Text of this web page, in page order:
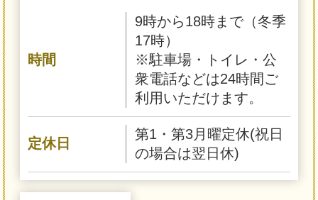
時間
9時から18時まで（冬季
17時）
※駐車場・トイレ・公
衆電話などは24時間ご
利用いただけます。
定休日
第1・第3月曜定休(祝日
の場合は翌日休)